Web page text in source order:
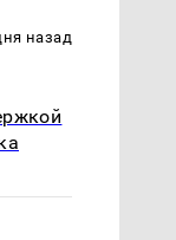
назад